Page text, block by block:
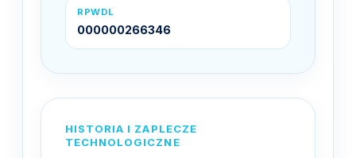
RPWDL
000000266346
HISTORIA I ZAPLECZE
TECHNOLOGICZNE